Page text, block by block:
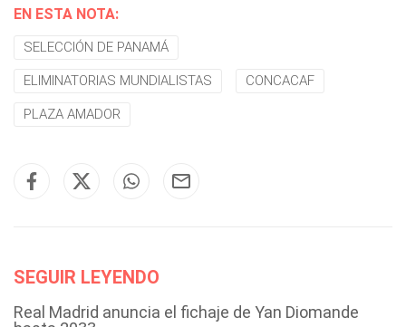
EN ESTA NOTA:
SELECCIÓN DE PANAMÁ
ELIMINATORIAS MUNDIALISTAS CONCACAF
PLAZA AMADOR
SEGUIR LEYENDO
Real Madrid anuncia el fichaje de Yan Diomande